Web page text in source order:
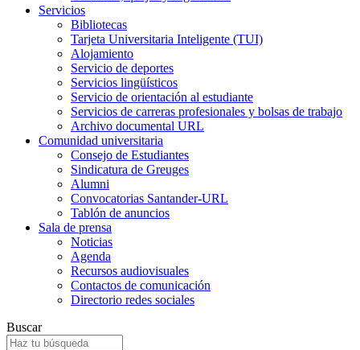
Servicios
Bibliotecas
Tarjeta Universitaria Inteligente (TUI)
Alojamiento
Servicio de deportes
Servicios lingüísticos
Servicio de orientación al estudiante
Servicios de carreras profesionales y bolsas de trabajo
Archivo documental URL
Comunidad universitaria
Consejo de Estudiantes
Sindicatura de Greuges
Alumni
Convocatorias Santander-URL
Tablón de anuncios
Sala de prensa
Noticias
Agenda
Recursos audiovisuales
Contactos de comunicación
Directorio redes sociales
Buscar